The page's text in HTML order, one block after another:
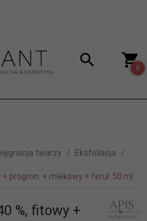
0
twarzy Eksfoliacja
progron. + mlekowy + ferul. 50 ml
%, fitowy +